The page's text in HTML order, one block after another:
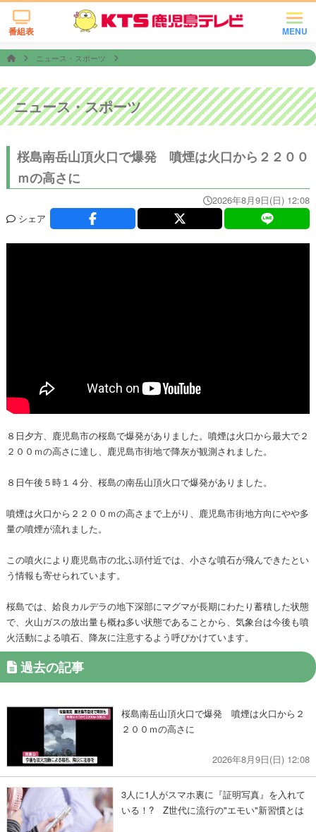
MENU
番組表
ニュース・スポーツ
ニュース・スポーツ
桜島南岳山頂火口で爆発 噴煙は火口から２２００
ｍの高さに
2026年8月9日(日) 12:08
シェア
８日夕方、鹿児島市の桜島で爆発がありました。噴煙は火口から最大で２
２００ｍの高さに達し、鹿児島市街地で降灰が観測されました。
８日午後５時１４分、桜島の南岳山頂火口で爆発がありました。
噴煙は火口から２２００ｍの高さまで上がり、鹿児島市街地方向にやや多
量の噴煙が流れました。
この噴火により鹿児島市の北ふ頭付近では、小さな噴石が飛んできたとい
う情報も寄せられています。
桜島では、姶良カルデラの地下深部にマグマが長期にわたり蓄積した状態
で、火山ガスの放出量も概ね多い状態であることから、気象台は今後も噴
火活動による噴石、降灰に注意するよう呼びかけています。
過去の記事
桜島南岳山頂火口で爆発 噴煙は火口から２
２００ｍの高さに
2026年8月9日(日) 12:08
3人に1人がスマホ裏に『証明写真』を入れて
いる！? Z世代に流行の"エモい"新習慣とは